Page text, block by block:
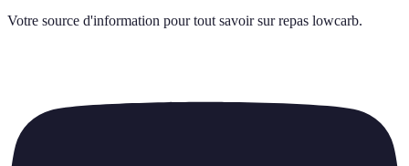
Votre source d'information pour tout savoir sur repas lowcarb.